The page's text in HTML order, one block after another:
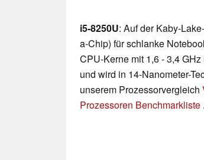
i5-8250U: Auf der Kaby-
a-Chip) für schlanke
CPU-Kerne mit 1,6 - 3,4
und wird in 14-Nanometer-
unserem Prozessorvergleich
Prozessoren Benchmarkliste .